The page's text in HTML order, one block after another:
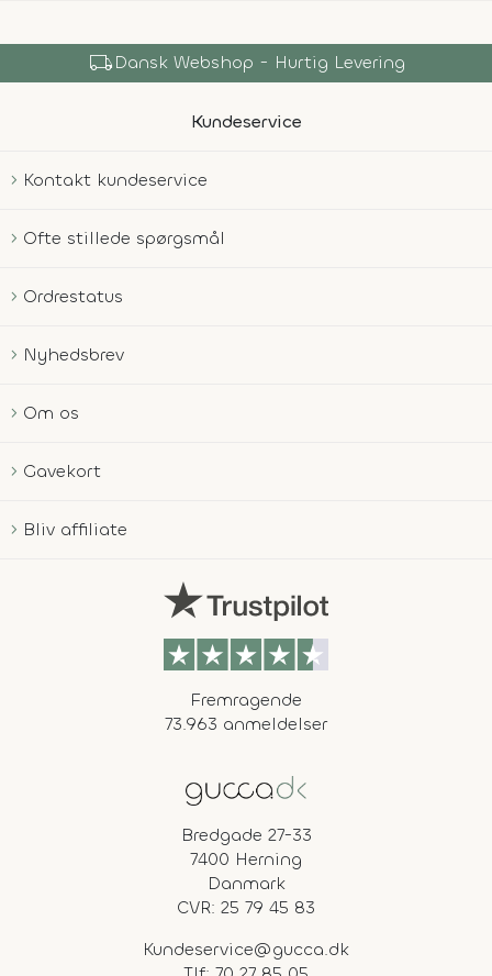
local_shippingDansk Webshop - Hurtig Levering
Kundeservice
Kontakt kundeservice
Ofte stillede spørgsmål
Ordrestatus
Nyhedsbrev
Om os
Gavekort
Bliv affiliate
Fremragende
73.963 anmeldelser
Bredgade 27-33
7400 Herning
Danmark
CVR: 25 79 45 83
Kundeservice@gucca.dk